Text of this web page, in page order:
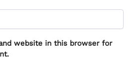
website in this browser for